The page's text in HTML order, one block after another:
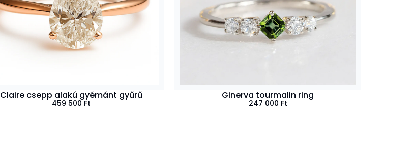
Claire csepp alakú gyémánt gyűrű
459 500 Ft
Ginerva tourmalin ring
247 000 Ft